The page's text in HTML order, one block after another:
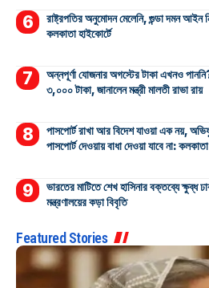
রাষ্ট্রপতির অনুমোদন মেলেনি, গুন্ডা দমন আইন
কলকাতা হাইকোর্টে
অন্নপূর্ণা যোজনার অগস্টের টাকা এখনও
৩,০০০ টাকা, জানালেন মন্ত্রী মালতী রাভা রায়
পাসপোর্ট রাখা আর বিদেশ যাওয়া এক নয়,
পাসপোর্ট দেওয়ায় বাধা দেওয়া যাবে না:
ভারতের মাটিতে শেখ হাসিনার বক্তব্যে ক্ষুব্ধ
মন্ত্রণালয়ের কড়া বিবৃতি
Featured Stories